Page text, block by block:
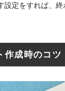
設定をすれば、
作成時のコツ